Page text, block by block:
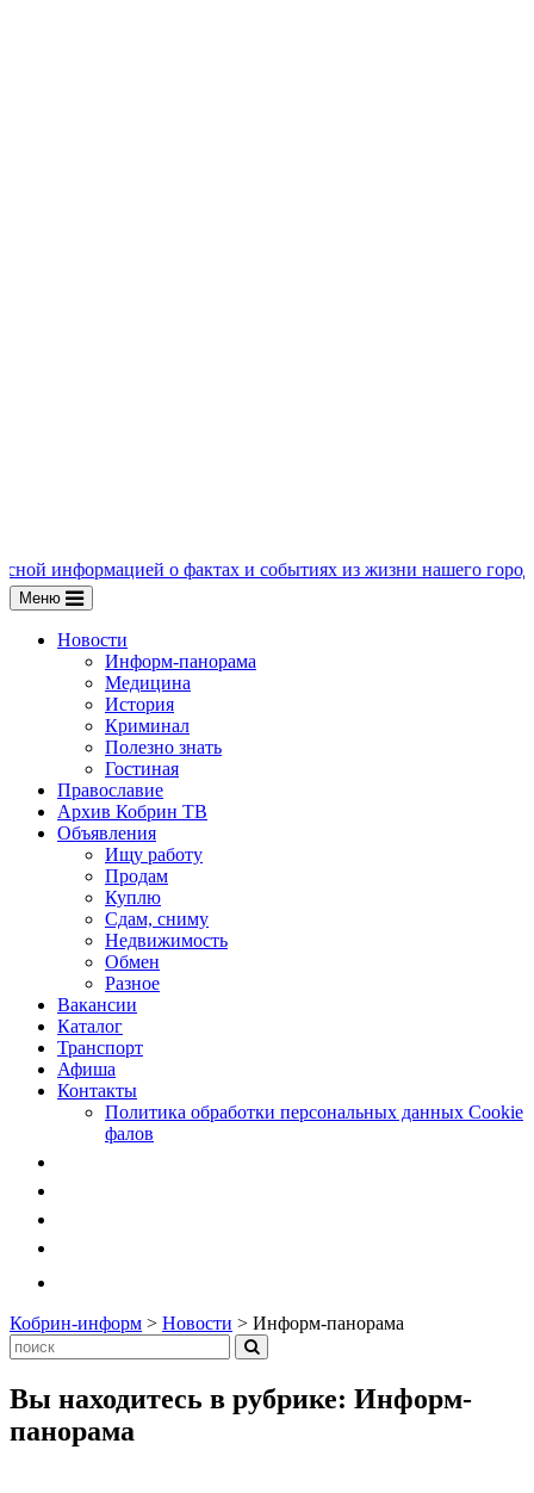
о фактах и событиях из жизни нашего города, пишите
Меню
Новости
Информ-панорама
Медицина
История
Криминал
Полезно знать
Гостиная
Православие
Архив Кобрин ТВ
Объявления
Ищу работу
Продам
Куплю
Сдам, сниму
Недвижимость
Обмен
Разное
Вакансии
Каталог
Транспорт
Афиша
Контакты
Политика обработки персональных данных Cookie
фалов
Кобрин-информ > Новости > Информ-панорама
Вы находитесь в рубрике: Информ-
панорама